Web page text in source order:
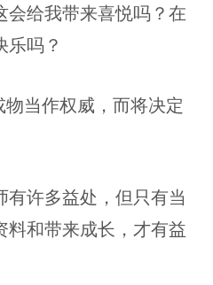
会给我带来喜悦吗？在
吗？
当作权威，而将决定
许多益处，但只有当
和带来成长，才有益